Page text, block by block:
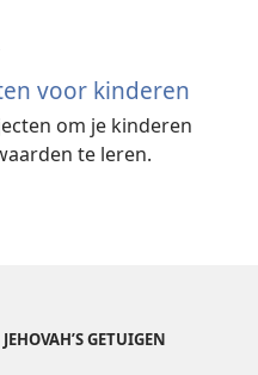
voor kinderen
om je kinderen
te leren.
GETUIGEN